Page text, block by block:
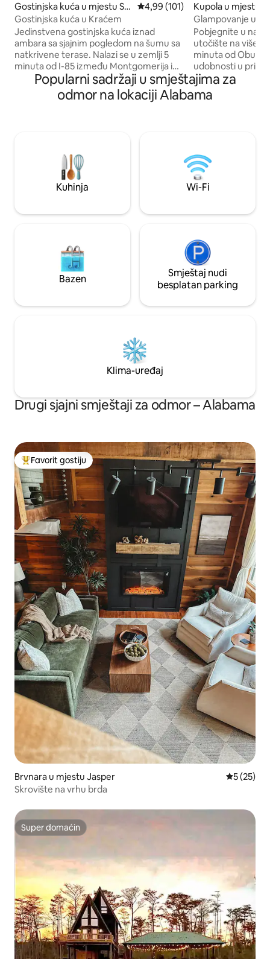
Gostinjska kuća u mjestu Sh
orter
prosječna ocjena 4,99 od 5,
4,99 (101)
Gostinjska kuća u Kraćem
Jedinstvena gostinjska kuća iznad
ambara sa sjajnim pogledom na šumu sa
natkrivene terase. Nalazi se u zemlji 5
minuta od I-85 između Montgomerija i
Oburna. Odlično za sezonu igara,
putnike kojima je potreban odmor ili
miran odmor! Sadržaji: potpuno
dnevna soba, TV od 50 inča, igre, Wi-Fi.
Opustite se u kupatilu sa samostojećom
kadom/kabinom za tuširanje, uključujući
osnovnu opremu. Bračni krevet (širine
posteljina.
Kupola u mjestu
Glampovanje u
Pobjegnite u
utočište na više
minuta od
udobnosti u
hidromasažnom
uređaja i
metara sa
rupu za kukuruz i
romantični odmor
naš doživljaj
sa sjajnom
Popularni sadržaji u smještajima za
odmor na lokaciji Alabama
Kuhinja Wi-Fi
Bazen
Smještaj nudi
besplatan parking
Klima-uređaj
Drugi sjajni smještaji za odmor – Alabama
Glavni favorit gostiju
Favorit gostiju
Brvnara u mjestu Jasper prosječna
5 (25)
Skrovište na vrhu brda
Super domaćin
Super domaćin